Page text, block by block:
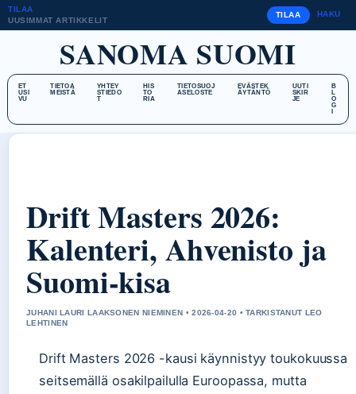
TILAA
UUSIMMAT ARTIKKELIT
TILAA HAKU
SANOMA SUOMI
ET
USI
VU
TIETOA
MEISTÄ
YHTEY
STIEDO
T
HIS
TO
RIA
TIETOSUOJ
ASELOSTE
EVÄSTEK
ÄYTÄNTÖ
UUTI
SKIR
JE
B
L
O
G
Drift Masters 2026:
Kalenteri, Ahvenisto ja
Suomi-kisa
JUHANI LAURI LAAKSONEN NIEMINEN • 2026-04-20 • TARKISTANUT LEO
LEHTINEN
Drift Masters 2026 -kausi käynnistyy toukokuussa
seitsemällä osakilpailulla Euroopassa, mutta